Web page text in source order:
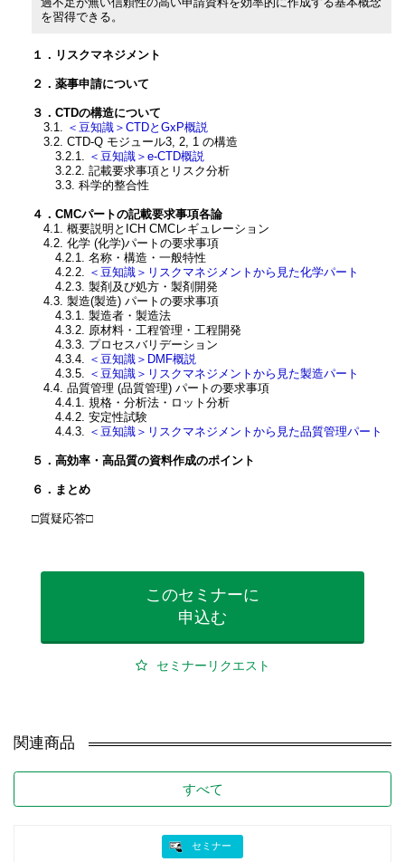
過不足が無い信頼性の高い申請資料を効率的に作成する基本概念
を習得できる。
１．リスクマネジメント
２．薬事申請について
３．CTDの構造について
3.1. ＜豆知識＞CTDとGxP概説
3.2. CTD-Q モジュール3, 2, 1 の構造
3.2.1. ＜豆知識＞e-CTD概説
3.2.2. 記載要求事項とリスク分析
3.3. 科学的整合性
４．CMCパートの記載要求事項各論
4.1. 概要説明とICH CMCレギュレーション
4.2. 化学 (化学)パートの要求事項
4.2.1. 名称・構造・一般特性
4.2.2. ＜豆知識＞リスクマネジメントから見た化学パート
4.2.3. 製剤及び処方・製剤開発
4.3. 製造(製造) パートの要求事項
4.3.1. 製造者・製造法
4.3.2. 原材料・工程管理・工程開発
4.3.3. プロセスバリデーション
4.3.4. ＜豆知識＞DMF概説
4.3.5. ＜豆知識＞リスクマネジメントから見た製造パート
4.4. 品質管理 (品質管理) パートの要求事項
4.4.1. 規格・分析法・ロット分析
4.4.2. 安定性試験
4.4.3. ＜豆知識＞リスクマネジメントから見た品質管理パート
５．高効率・高品質の資料作成のポイント
６．まとめ
□質疑応答□
このセミナーに
申込む
セミナーリクエスト
関連商品
すべて
セミナー